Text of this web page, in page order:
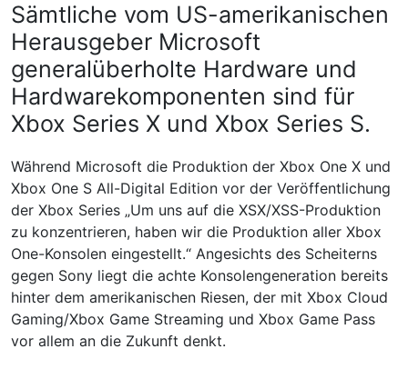
Sämtliche vom US-amerikanischen
Herausgeber Microsoft
generalüberholte Hardware und
Hardwarekomponenten sind für
Xbox Series X und Xbox Series S.
Während Microsoft die Produktion der Xbox One X und
Xbox One S All-Digital Edition vor der Veröffentlichung
der Xbox Series „Um uns auf die XSX/XSS-Produktion
zu konzentrieren, haben wir die Produktion aller Xbox
One-Konsolen eingestellt.“ Angesichts des Scheiterns
gegen Sony liegt die achte Konsolengeneration bereits
hinter dem amerikanischen Riesen, der mit Xbox Cloud
Gaming/Xbox Game Streaming und Xbox Game Pass
vor allem an die Zukunft denkt.